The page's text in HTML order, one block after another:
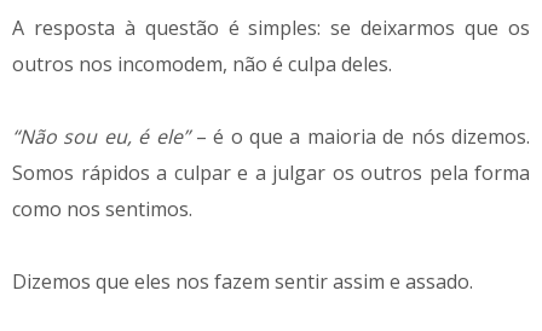
A resposta à questão é simples: se deixarmos que os
outros nos incomodem, não é culpa deles.
“Não sou eu, é ele”– é o que a maioria de nós dizemos.
Somos rápidos a culpar e a julgar os outros pela forma
como nos sentimos.
Dizemos que eles nos fazem sentir assim e assado.